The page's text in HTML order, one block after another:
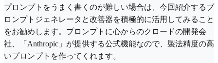
プロンプトをうまく書くのが難しい場合は、今回紹介するプ
ロンプトジェネレータと改善器を積極的に活用してみること
をお勧めします。プロンプトに心からのクロードの開発会
社、「Anthropic」が提供する公式機能なので、製法精度の高
いプロンプトを作ってくれます。